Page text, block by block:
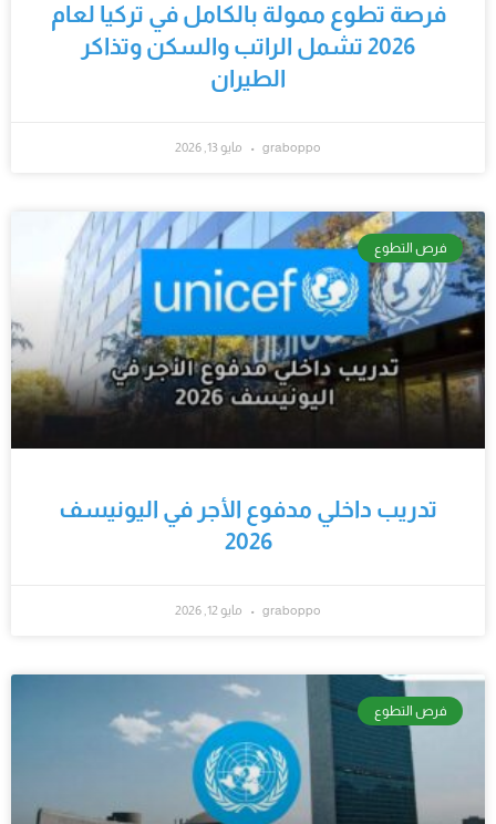
‫فرصة تطوع ممولة بالكامل في تركيا لعام
2026 تشمل الراتب والسكن وتذاكر
الطيران‬
graboppo مايو 13, 2026
فرص التطوع
تدريب داخلي مدفوع الأجر في اليونيسف
2026
graboppo مايو 12, 2026
فرص التطوع